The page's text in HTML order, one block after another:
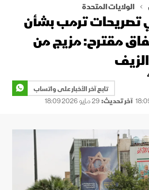
الولايات المتحدة
تصريحات ترمب بشأن
مقترح: مزيج من
تابع آخر الأخبار على واتساب
آخر تحديث:29 مايو 2026 18:09